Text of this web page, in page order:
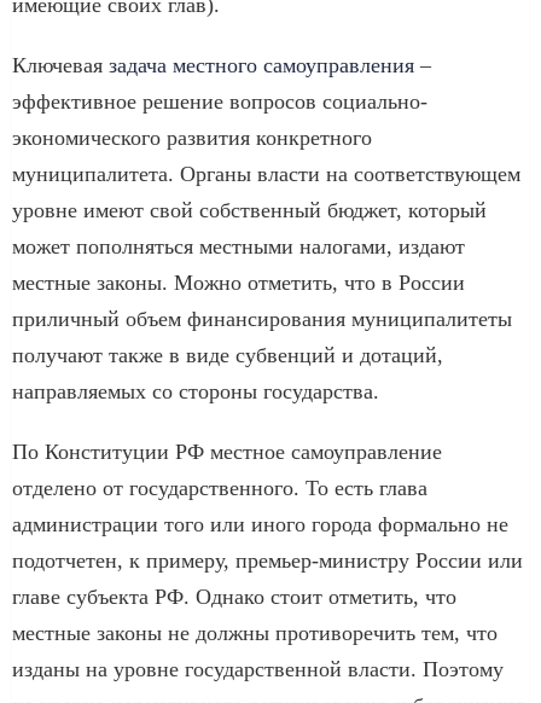
Ключевая задача местного самоуправления –
эффективное решение вопросов социально-
экономического развития конкретного
муниципалитета. Органы власти на соответствующем
уровне имеют свой собственный бюджет, который
может пополняться местными налогами, издают
местные законы. Можно отметить, что в России
приличный объем финансирования муниципалитеты
получают также в виде субвенций и дотаций,
направляемых со стороны государства.
По Конституции РФ местное самоуправление
отделено от государственного. То есть глава
администрации того или иного города формально не
подотчетен, к примеру, премьер-министру России или
главе субъекта РФ. Однако стоит отметить, что
местные законы не должны противоречить тем, что
изданы на уровне государственной власти. Поэтому